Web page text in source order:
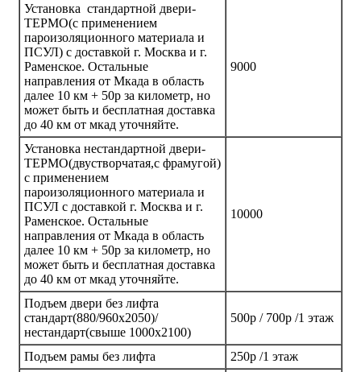
Установка стандартной двери-
ТЕРМО(с применением
пароизоляционного материала и
ПСУЛ) с доставкой г. Москва и г.
Раменское. Остальные
направления от Мкада в область
далее 10 км + 50р за километр, но
может быть и бесплатная доставка
до 40 км от мкад уточняйте.
9000
Установка нестандартной двери-
ТЕРМО(двустворчатая,с фрамугой)
с применением
пароизоляционного материала и
ПСУЛ с доставкой г. Москва и г.
Раменское. Остальные
направления от Мкада в область
далее 10 км + 50р за километр, но
может быть и бесплатная доставка
до 40 км от мкад уточняйте.
10000
Подъем двери без лифта
стандарт(880/960х2050)/
нестандарт(свыше 1000х2100)
500р / 700р /1 этаж
Подъем рамы без лифта
250р /1 этаж